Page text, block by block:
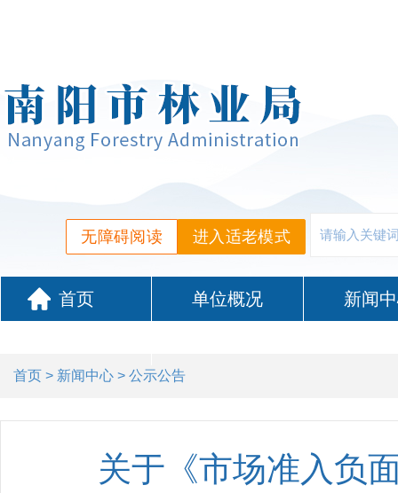
进入适老模式
无障碍阅读
首页 单位概况 新闻
首页 > 新闻中心 > 公示公告
关于《市场准入负